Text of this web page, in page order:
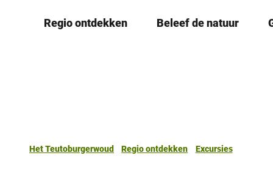
Regio ontdekken Beleef de natuur
Het Teutoburgerwoud Regio ontdekken Excursies